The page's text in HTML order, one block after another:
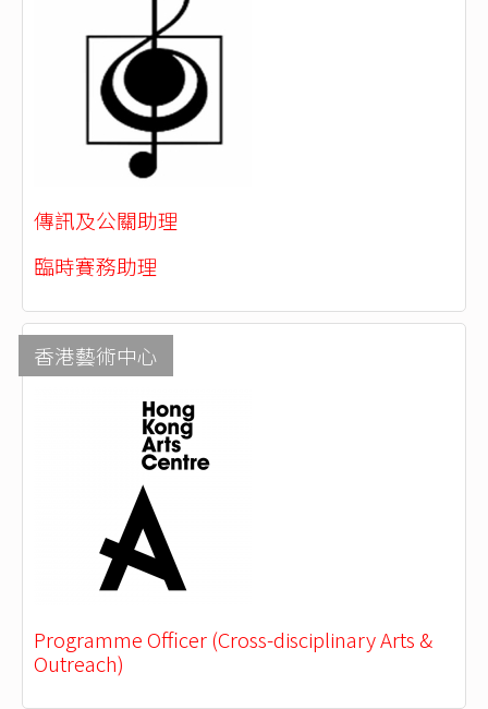
傳訊及公關助理
臨時賽務助理
香港藝術中心
Programme Officer (Cross-disciplinary Arts &
Outreach)